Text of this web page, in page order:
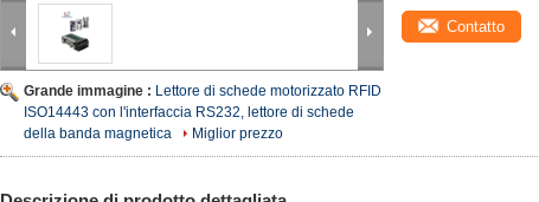
Grande immagine : Lettore di schede motorizzato RFID
ISO14443 con l'interfaccia RS232, lettore di schede
della banda magnetica
Miglior prezzo
Contatto